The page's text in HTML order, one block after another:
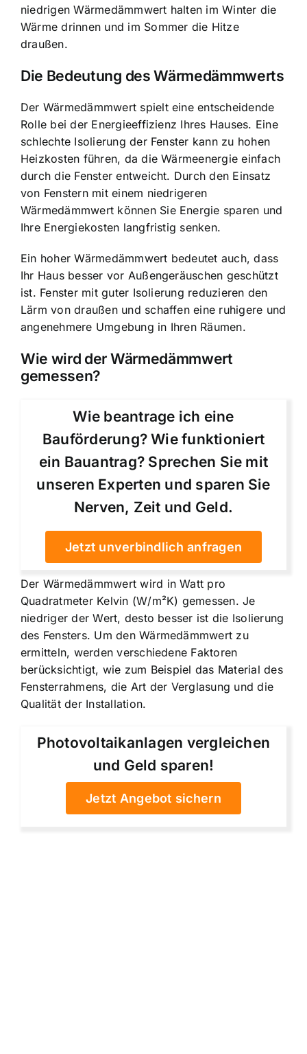
niedrigen Wärmedämmwert halten im Winter die
Wärme drinnen und im Sommer die Hitze
draußen.
Die Bedeutung des Wärmedämmwerts
Der Wärmedämmwert spielt eine entscheidende
Rolle bei der Energieeffizienz Ihres Hauses. Eine
schlechte Isolierung der Fenster kann zu hohen
Heizkosten führen, da die Wärmeenergie einfach
durch die Fenster entweicht. Durch den Einsatz
von Fenstern mit einem niedrigeren
Wärmedämmwert können Sie Energie sparen und
Ihre Energiekosten langfristig senken.
Ein hoher Wärmedämmwert bedeutet auch, dass
Ihr Haus besser vor Außengeräuschen geschützt
ist. Fenster mit guter Isolierung reduzieren den
Lärm von draußen und schaffen eine ruhigere und
angenehmere Umgebung in Ihren Räumen.
Wie wird der Wärmedämmwert
gemessen?
Wie beantrage ich eine
Bauförderung? Wie funktioniert
ein Bauantrag? Sprechen Sie mit
unseren Experten und sparen Sie
Nerven, Zeit und Geld.
Jetzt unverbindlich anfragen
Der Wärmedämmwert wird in Watt pro
Quadratmeter Kelvin (W/m²K) gemessen. Je
niedriger der Wert, desto besser ist die Isolierung
des Fensters. Um den Wärmedämmwert zu
ermitteln, werden verschiedene Faktoren
berücksichtigt, wie zum Beispiel das Material des
Fensterrahmens, die Art der Verglasung und die
Qualität der Installation.
Photovoltaikanlagen vergleichen
und Geld sparen!
Jetzt Angebot sichern